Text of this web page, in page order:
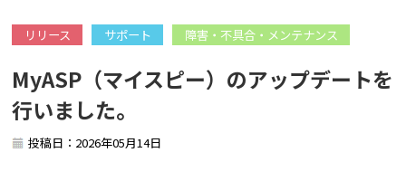
リリース サポート 障害・不具合・メンテナンス
MyASP（マイスピー）のアップデートを
行いました。
投稿日：2026年05月14日